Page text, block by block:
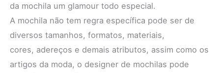
da mochila um glamour todo especial.
A mochila não tem regra específica pode ser de
diversos tamanhos, formatos, materiais,
cores, adereços e demais atributos, assim como os
artigos da moda, o designer de mochilas pode